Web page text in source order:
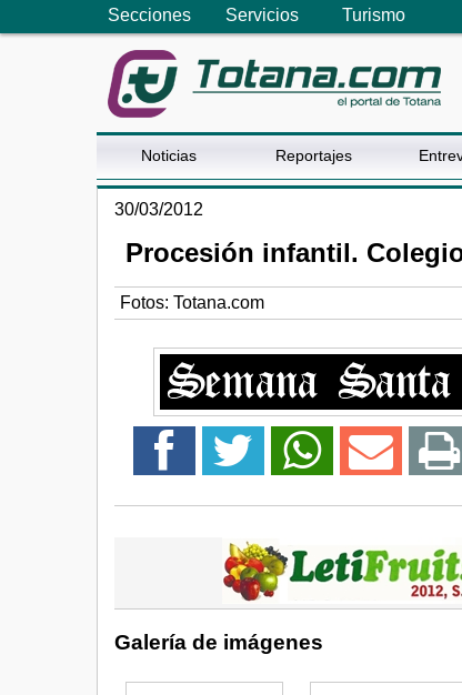
Secciones Servicios Turismo
Noticias Reportajes
30/03/2012
Procesión infantil.
Fotos: Totana.com
Galería de imágenes